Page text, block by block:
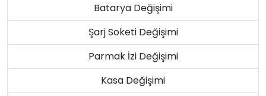
Batarya Değişimi
Şarj Soketi Değişimi
Parmak İzi Değişimi
Kasa Değişimi